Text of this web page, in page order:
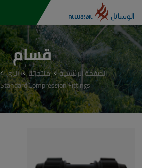
قسام
الصفحة الرئيسية منتجاتنا الري
Standard Compression Fittings